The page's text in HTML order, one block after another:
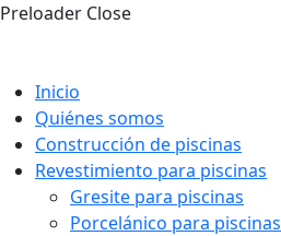
Preloader Close
Inicio
Quiénes somos
Construcción de piscinas
Revestimiento para piscinas
Gresite para piscinas
Porcelánico para piscinas